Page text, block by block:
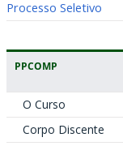
Processo Seletivo
PPCOMP
O Curso
Corpo Discente